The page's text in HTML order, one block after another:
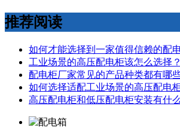
推荐阅读
如何才能选择到一家值得信赖的配
工业场景的高压配电柜该怎么选择？
配电柜厂家常见的产品种类都有哪
如何选择适配工业场景的高压配电
高压配电柜和低压配电柜安装有什